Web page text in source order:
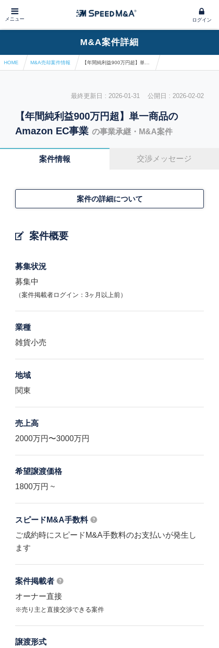
メニュー ログイン
M&A案件詳細
HOME M&A売却案件情報
最終更新日 : 2026-01-31 公開日 : 2026-02-02
【年間純利益900万円超】単一商品の
Amazon EC事業 の事業承継・M&A案件
案件情報 交渉メッセージ
案件概要
案件の詳細について
募集状況
募集中
（案件掲載者ログイン：3ヶ月以上前）
業種
雑貨小売
地域
関東
売上高
2000万円〜3000万円
希望譲渡価格
1800万円 ~
スピードM&A手数料
ご成約時にスピードM&A手数料のお支払いが発生し
ます
案件掲載者
オーナー直接
※売り主と直接交渉できる案件
譲渡形式